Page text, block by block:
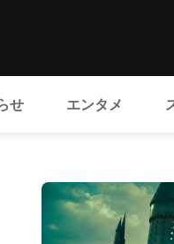
せ エンタメ